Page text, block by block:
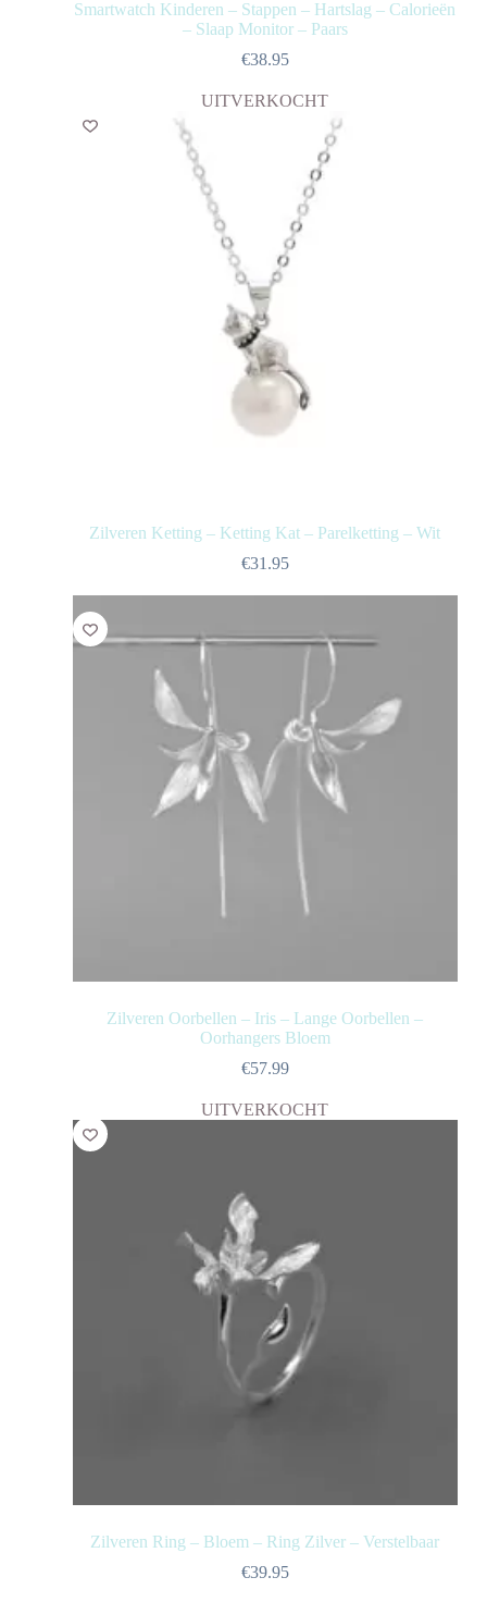
Smartwatch Kinderen – Stappen – Hartslag – Calorieën
– Slaap Monitor – Paars
€38.95
UITVERKOCHT
Zilveren Ketting – Ketting Kat – Parelketting – Wit
€31.95
Zilveren Oorbellen – Iris – Lange Oorbellen –
Oorhangers Bloem
€57.99
UITVERKOCHT
Zilveren Ring – Bloem – Ring Zilver – Verstelbaar
€39.95